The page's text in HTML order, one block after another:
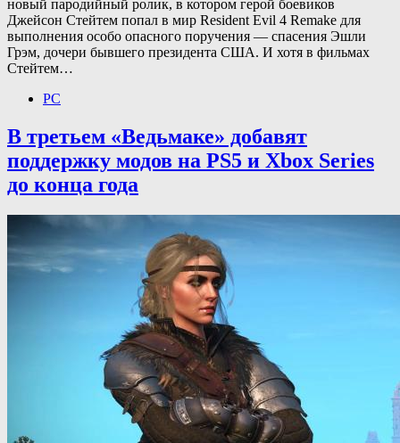
новый пародийный ролик, в котором герой боевиков
Джейсон Стейтем попал в мир Resident Evil 4 Remake для
выполнения особо опасного поручения — спасения Эшли
Грэм, дочери бывшего президента США. И хотя в фильмах
Стейтем…
PC
В третьем «Ведьмаке» добавят
поддержку модов на PS5 и Xbox Series
до конца года